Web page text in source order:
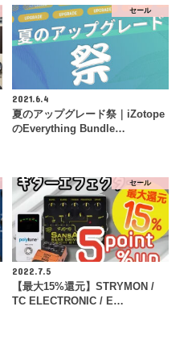
セール
2021.6.4
夏のアップグレード祭｜iZotope
のEverything Bundle…
セール
2022.7.5
【最大15%還元】STRYMON /
TC ELECTRONIC / E…